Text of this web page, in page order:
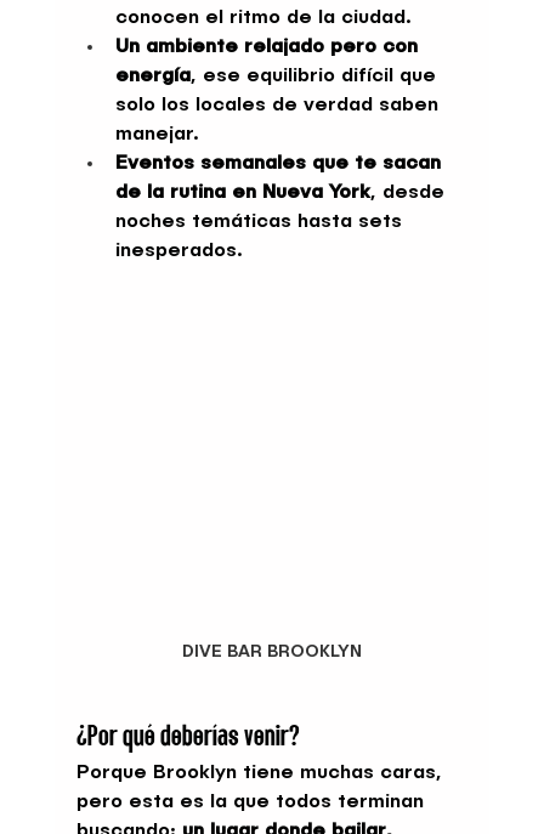
conocen el ritmo de la ciudad.
Un ambiente relajado pero con
energía, ese equilibrio difícil que
solo los locales de verdad saben
manejar.
Eventos semanales que te sacan
de la rutina en Nueva York, desde
noches temáticas hasta sets
inesperados.
DIVE BAR BROOKLYN
¿Por qué deberías venir?
Porque Brooklyn tiene muchas caras,
pero esta es la que todos terminan